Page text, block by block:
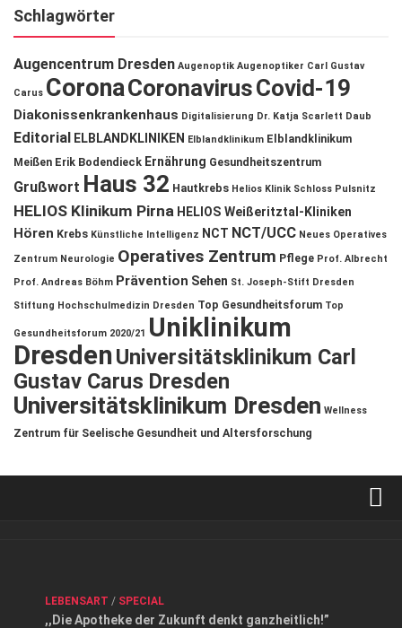
Schlagwörter
Augencentrum Dresden Augenoptik Augenoptiker Carl Gustav
Carus CoronaCoronavirusCovid-19
Diakonissenkrankenhaus Digitalisierung Dr. Katja Scarlett Daub
Editorial ELBLANDKLINIKEN Elblandklinikum Elblandklinikum
Meißen Erik Bodendieck Ernährung Gesundheitszentrum
Grußwort Haus 32 Hautkrebs Helios Klinik Schloss Pulsnitz
HELIOS Klinikum Pirna HELIOS Weißeritztal-Kliniken
Hören Krebs Künstliche Intelligenz NCT NCT/UCC Neues Operatives
Zentrum Neurologie Operatives Zentrum Pflege Prof. Albrecht
Prof. Andreas Böhm Prävention Sehen St. Joseph-Stift Dresden
Stiftung Hochschulmedizin Dresden Top Gesundheitsforum Top
Gesundheitsforum 2020/21 Uniklinikum
DresdenUniversitätsklinikum Carl
Gustav Carus Dresden
Universitätsklinikum Dresden Wellness
Zentrum für Seelische Gesundheit und Altersforschung
Datenschutzerklärung
LEBENSART / SPECIAL
,,Die Apotheke der Zukunft denkt ganzheitlich!”